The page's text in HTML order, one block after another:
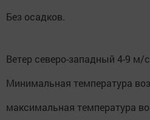
Без осадков.
Ветер северо-западный 4-9 м/
Минимальная температура
максимальная температура